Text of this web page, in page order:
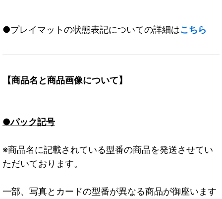
●プレイマットの状態表記についての詳細はこちら
【商品名と商品画像について】
●パック記号
※商品名に記載されている型番の商品を発送させてい
ただいております。
一部、写真とカードの型番が異なる商品が御座います